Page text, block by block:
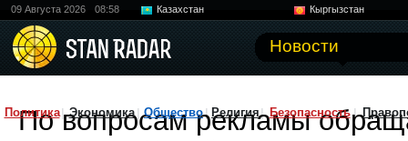
09 Августа 2026 08:58 Казахстан
Кыргызстан
Новости
Политика Экономика Общество Религия Безопасность
По вопросам рекламы